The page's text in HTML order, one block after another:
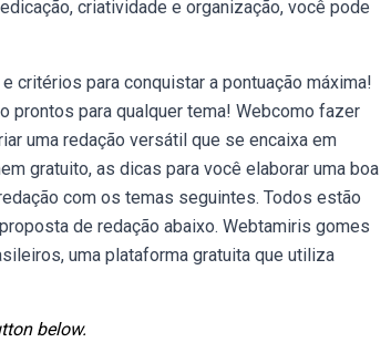
criatividade e organização, você pode
critérios para conquistar a pontuação máxima!
prontos para qualquer tema! Webcomo fazer
uma redação versátil que se encaixa em
gratuito, as dicas para você elaborar uma boa
com os temas seguintes. Todos estão
de redação abaixo. Webtamiris gomes
uma plataforma gratuita que utiliza
below.